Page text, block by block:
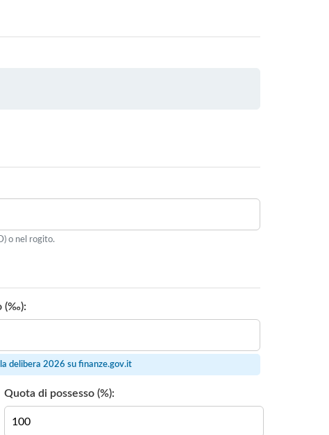
o nel rogito.
(‰):
delibera 2026 su finanze.gov.it
Quota di possesso (%):